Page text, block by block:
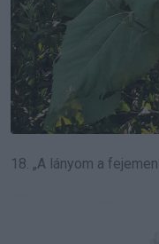
18. „A lányom a